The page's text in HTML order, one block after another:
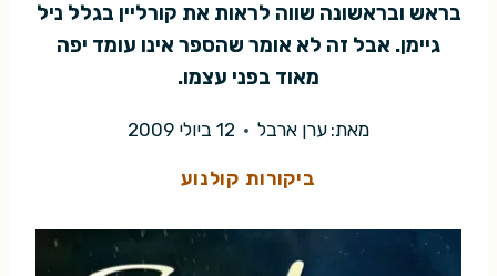
בראש ובראשונה שווה לראות את קורליין בגלל ניל
גיימן. אבל זה לא אומר שהספר אינו עומד יפה
מאוד בפני עצמו.
מאת: ערן ארבל 12 ביולי 2009
ביקורות קולנוע